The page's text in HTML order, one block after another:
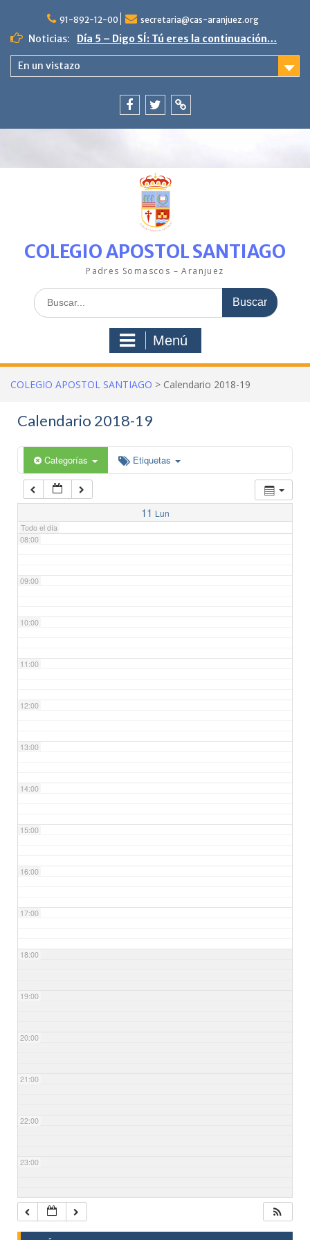
contenido
91-892-12-00 secretaria@cas-aranjuez.org
Noticias:
Día 5 – Digo SÍ: Tú eres la continuación…
4ª semana «La escama brillante en
PequeCas»
3ª semana en PequeCas «Un mar de
colores»
Última semana con nuestro pez Arcoíris.
En un vistazo
COLEGIO APOSTOL SANTIAGO
Padres Somascos – Aranjuez
Buscar:
Menú
COLEGIO APOSTOL SANTIAGO > Calendario 2018-19
Calendario 2018-19
Categorías Etiquetas
11 Lun
Todo el día
01:00
02:00
05:00
06:00
07:00
08:00
09:00
10:00
11:00
12:00
13:00
14:00
15:00
16:00
17:00
18:00
19:00
20:00
21:00
22:00
23:00